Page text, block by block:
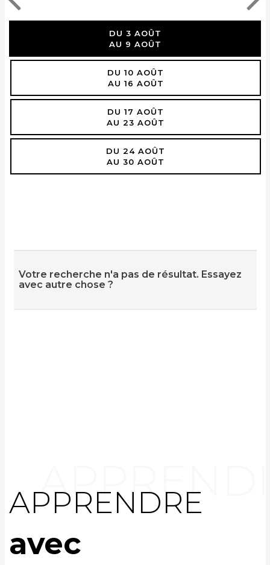
DU 3 AOÛT
AU 9 AOÛT
DU 10 AOÛT
AU 16 AOÛT
DU 17 AOÛT
AU 23 AOÛT
DU 24 AOÛT
AU 30 AOÛT
Votre recherche n'a pas de résultat. Essayez
avec autre chose ?
APPRENDRE
avec